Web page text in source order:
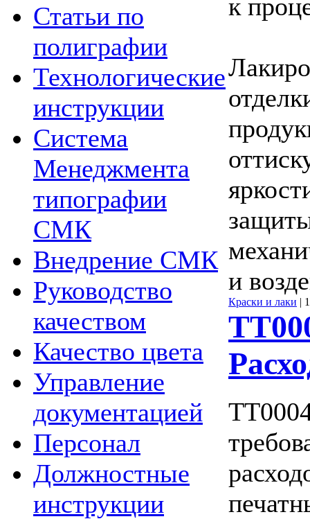
Статьи по
полиграфии
Технологические
инструкции
Система
Менеджмента
типографии
СМК
Внедрение СМК
Руководство
качеством
Качество цвета
Управление
документацией
Персонал
Должностные
инструкции
к
и
Краски и лаки |